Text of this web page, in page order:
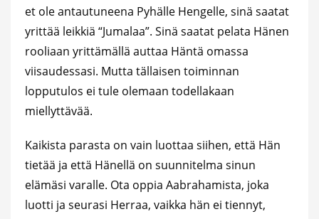
et ole antautuneena Pyhälle Hengelle, sinä saatat
yrittää leikkiä “Jumalaa”. Sinä saatat pelata Hänen
rooliaan yrittämällä auttaa Häntä omassa
viisaudessasi. Mutta tällaisen toiminnan
lopputulos ei tule olemaan todellakaan
miellyttävää.
Kaikista parasta on vain luottaa siihen, että Hän
tietää ja että Hänellä on suunnitelma sinun
elämäsi varalle. Ota oppia Aabrahamista, joka
luotti ja seurasi Herraa, vaikka hän ei tiennyt,